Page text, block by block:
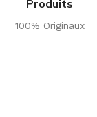
Produits
100% Originaux